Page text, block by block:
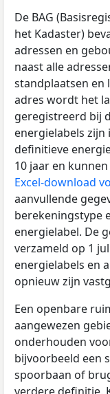
De BAG
het Kadaster)
adressen en
naast alle
standplaatsen en
adres wordt het
geregistreerd bij
energielabels
definitieve
10 jaar en
Excel-download
aanvullende
berekeningstype
energielabel. De
verzameld op 1
energielabels en
opnieuw zijn
Een openbare
aangewezen
onderhouden
bijvoorbeeld een
spoorbaan of